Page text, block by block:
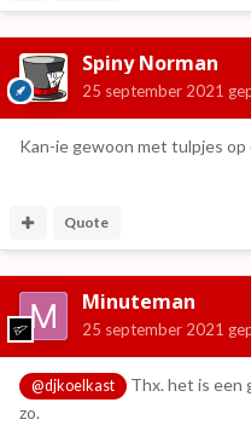
Spiny Norman
25 september 2021
Kan-ie gewoon met tulpjes op
Quote
Minuteman
25 september 2021
@djkoelkast
Thx. het is een
zo.